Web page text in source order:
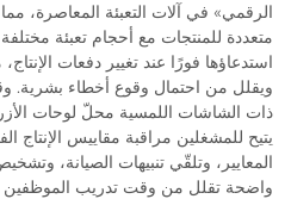
الرقمي» في آلات التعبئة المعاصرة،
متعددة للمنتجات مع أحجام تعبئة
استدعاؤها فورًا عند تغيير دفعات
ويقلل من احتمال وقوع أخطاء بشرية.
ذات الشاشات اللمسية محلّ لوحات
يتيح للمشغلين مراقبة مقاييس الإنتاج
المعايير، وتلقّي تنبيهات الصيانة،
واضحة تقلل من وقت تدريب الموظفين